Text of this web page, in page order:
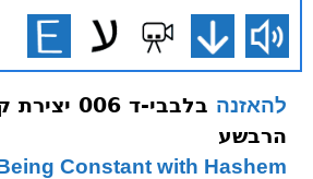
להאזנה
בלבבי-ד
הרבשע
Constant with Hashem